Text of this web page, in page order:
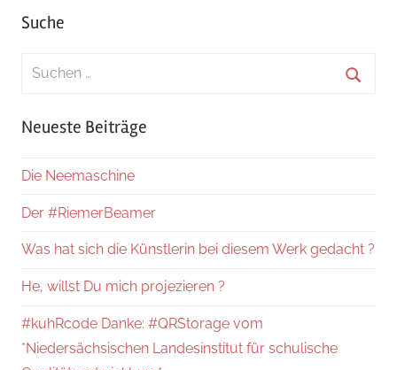
Suche
Suchen
Neueste Beiträge
Die Neemaschine
Der #RiemerBeamer
Was hat sich die Künstlerin bei diesem Werk gedacht ?
He, willst Du mich projezieren ?
#kuhRcode Danke: #QRStorage vom
*Niedersächsischen Landesinstitut für schulische